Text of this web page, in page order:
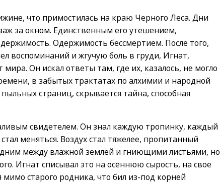
что примостилась на краю Черного Леса. Дни
за окном. Единственным его утешением,
Одержимость бессмертием. После того,
воспоминаний и жгучую боль в груди, Игнат,
Он искал ответы там, где их, казалось, не могло
в забытых трактатах по алхимии и народной
страниц, скрывается тайна, способная
свидетелем. Он знал каждую тропинку, каждый
меняться. Воздух стал тяжелее, пропитанный
между влажной землей и гниющими листьями, но
Игнат списывал это на осеннюю сырость, на свое
старого родника, что бил из-под корней